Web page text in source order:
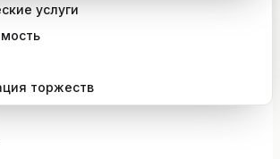
услуги
торжеств